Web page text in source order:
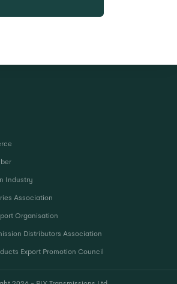
Industry
Association
Organisation
Distributors Association
Export Promotion Council